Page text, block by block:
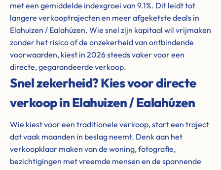
met een gemiddelde indexgroei van 9.1%. Dit leidt tot
langere verkooptrajecten en meer afgeketste deals in
Elahuizen / Ealahúzen. Wie snel zijn kapitaal wil vrijmaken
zonder het risico of de onzekerheid van ontbindende
voorwaarden, kiest in 2026 steeds vaker voor een
directe, gegarandeerde verkoop.
Snel zekerheid? Kies voor directe
verkoop in Elahuizen / Ealahúzen
Wie kiest voor een traditionele verkoop, start een traject
dat vaak maanden in beslag neemt. Denk aan het
verkoopklaar maken van de woning, fotografie,
bezichtigingen met vreemde mensen en de spannende